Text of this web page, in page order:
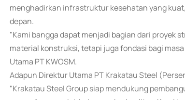
menghadirkan infrastruktur kesehatan yang
depan.
"Kami bangga dapat menjadi bagian dari proyek
material konstruksi, tetapi juga fondasi bagi
Utama PT KWOSM.
Adapun Direktur Utama PT Krakatau Steel
"Krakatau Steel Group siap mendukung